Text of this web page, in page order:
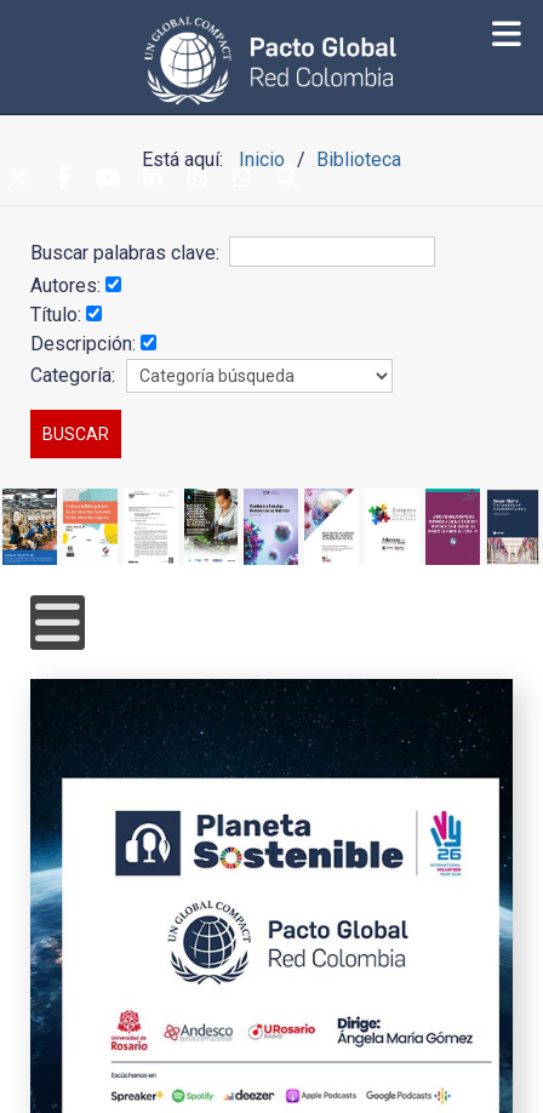
Está aquí: Inicio Biblioteca
Buscar palabras clave:
Autores:
Título:
Descripción:
Categoría: